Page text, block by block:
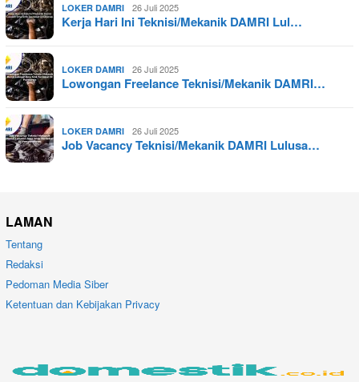
LOKER DAMRI 26 Juli 2025
Kerja Hari Ini Teknisi/Mekanik DAMRI Lul…
LOKER DAMRI 26 Juli 2025
Lowongan Freelance Teknisi/Mekanik DAMRI…
LOKER DAMRI 26 Juli 2025
Job Vacancy Teknisi/Mekanik DAMRI Lulusa…
LAMAN
Tentang
Redaksi
Pedoman Media Siber
Ketentuan dan Kebijakan Privacy